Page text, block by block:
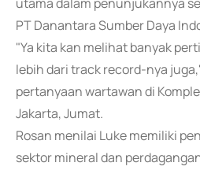
PT Danantara Sumber Daya
"Ya kita kan melihat banyak
lebih dari track record-nya
pertanyaan wartawan di
Jakarta, Jumat.
Rosan menilai Luke memiliki
sektor mineral dan